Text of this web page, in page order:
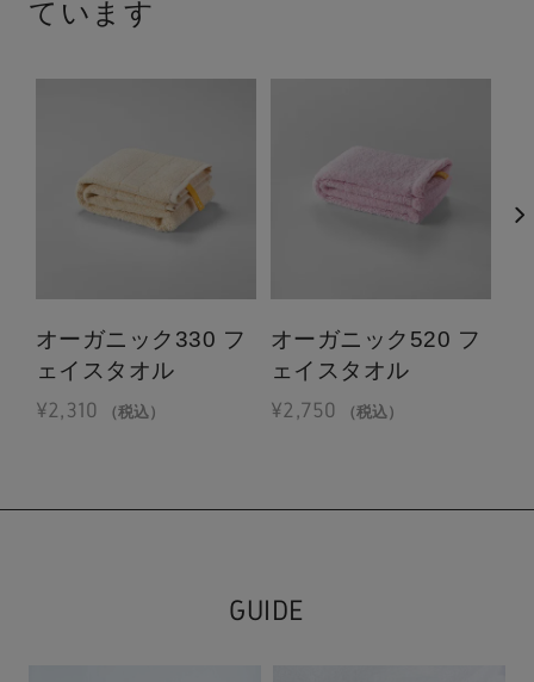
ています
オーガニック330 フ
ェイスタオル
¥2,310 （税込）
オーガニック520 フ
ェイスタオル
¥2,750 （税込）
GUIDE